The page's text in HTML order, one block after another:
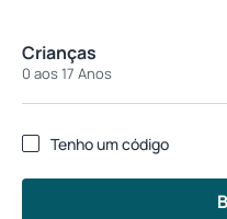
Crianças
0 aos 17 Anos
Tenho um código